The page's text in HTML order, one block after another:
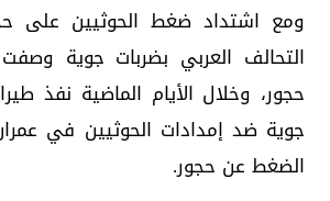
ومع اشتداد ضغط الحوثيين على
التحالف العربي بضربات جوية
حجور، وخلال الأيام الماضية نفذ
جوية ضد إمدادات الحوثيين في
الضغط عن حجور.